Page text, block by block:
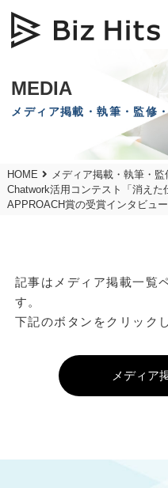
MEDIA
メディア掲載・執筆・監修
HOME
メディア掲載・執筆・
Chatwork活用コンテスト「消え
APPROACH賞の受賞インタビュ
記事はメディア掲載一覧
す。
下記のボタンをクリック
メディア